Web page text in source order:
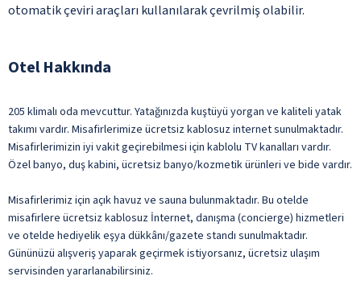
otomatik çeviri araçları kullanılarak çevrilmiş olabilir.
Otel Hakkında
205 klimalı oda mevcuttur. Yatağınızda kuştüyü yorgan ve kaliteli yatak
takımı vardır. Misafirlerimize ücretsiz kablosuz internet sunulmaktadır.
Misafirlerimizin iyi vakit geçirebilmesi için kablolu TV kanalları vardır.
Özel banyo, duş kabini, ücretsiz banyo/kozmetik ürünleri ve bide vardır.
Misafirlerimiz için açık havuz ve sauna bulunmaktadır. Bu otelde
misafirlere ücretsiz kablosuz İnternet, danışma (concierge) hizmetleri
ve otelde hediyelik eşya dükkânı/gazete standı sunulmaktadır.
Gününüzü alışveriş yaparak geçirmek istiyorsanız, ücretsiz ulaşım
servisinden yararlanabilirsiniz.